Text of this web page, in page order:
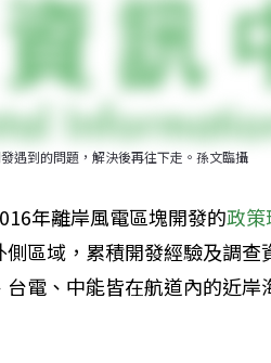
遇到的問題，解決後再往下走。孫文臨攝
年離岸風電區塊開發的政
區域，累積開發經驗及調查
電、中能皆在航道內的近岸